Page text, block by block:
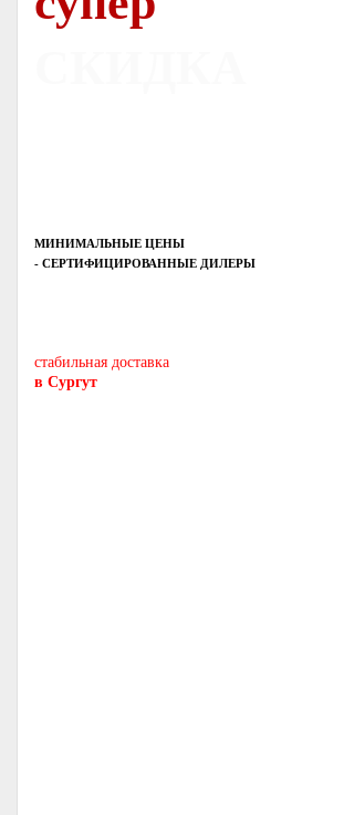
МИНИМАЛЬНЫЕ ЦЕНЫ
- СЕРТИФИЦИРОВАННЫЕ ДИЛЕРЫ
стабильная доставка
в Сургут